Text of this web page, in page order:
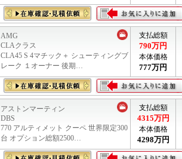
AMG
CLAクラス
CLA45 S 4マチック＋ シューティングブ
レーク １オーナー 後期…
支払総額
790万円
本体価格
777万円
アストンマーティン
DBS
770 アルティメット クーペ 世界限定300
台 オプション総額2500…
支払総額
4315万円
本体価格
4298万円